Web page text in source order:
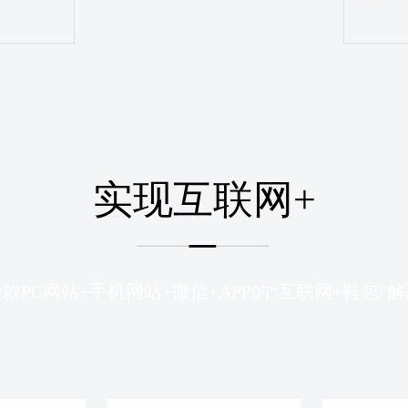
实现互联网+